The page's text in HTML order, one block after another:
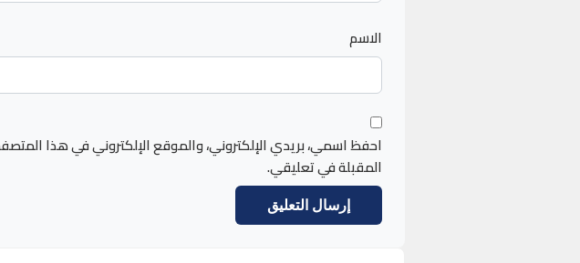
الاسم
احفظ اسمي، بريدي الإلكتروني، والموقع الإلكتروني في هذا
المقبلة في تعليقي.